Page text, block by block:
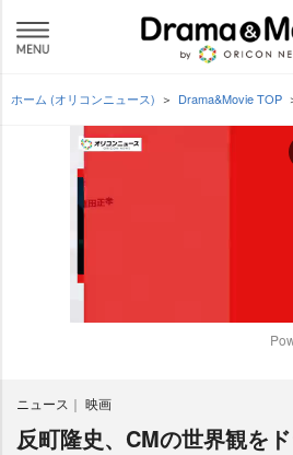
ホーム (オリコンニュース) Drama&Movie TOP
ニュース 映画
反町隆史、CMの世界観を